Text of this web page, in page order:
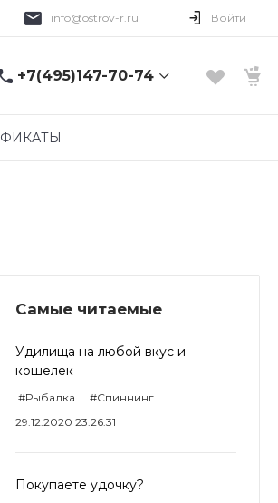
info@ostrov-r.ru Войти
+7(495)147-70-74
+7(495)147-70-74
Самые читаемые
Удилища на любой вкус и
кошелек
#Рыбалка
#Спиннинг
29.12.2020 23:26:31
Покупаете удочку?